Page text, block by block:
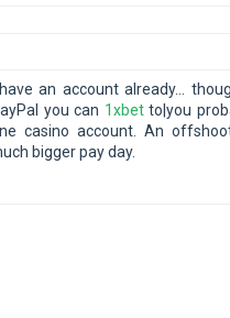
an account already…
you can 1xbetto|you
casino account. An
bigger pay day.